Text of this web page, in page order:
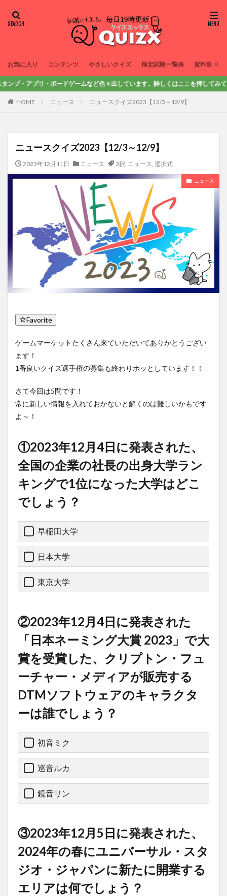
お気に入り コンテンツ やさしいクイズ 検定試験一覧表 資料集
ドゲームなど色々出しています。詳しくはここを押してみてね！
HOME ニュース ニュースクイズ2023【12/3～12/9】
ニュースクイズ2023【12/3～12/9】
2023年12月11日 ニュース 3択, ニュース, 選択式
ニュース
Favorite
ゲームマーケットたくさん来ていただいてありがとうござい
ます！
1番良いクイズ選手権の募集も終わりホッとしています！！
さて今回は5問です！
常に新しい情報を入れておかないと解くのは難しいかもです
よ～！
①2023年12月4日に発表された、
全国の企業の社長の出身大学ラン
キングで1位になった大学はどこ
でしょう？
早稲田大学
日本大学
東京大学
②2023年12月4日に発表された
「日本ネーミング大賞 2023」で大
賞を受賞した、クリプトン・フュ
ーチャー・メディアが販売する
DTMソフトウェアのキャラクタ
ーは誰でしょう？
初音ミク
巡音ルカ
鏡音リン
③2023年12月5日に発表された、
2024年の春にユニバーサル・スタ
ジオ・ジャパンに新たに開業する
エリアは何でしょう？